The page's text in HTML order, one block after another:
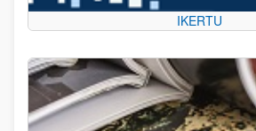
IKERTU